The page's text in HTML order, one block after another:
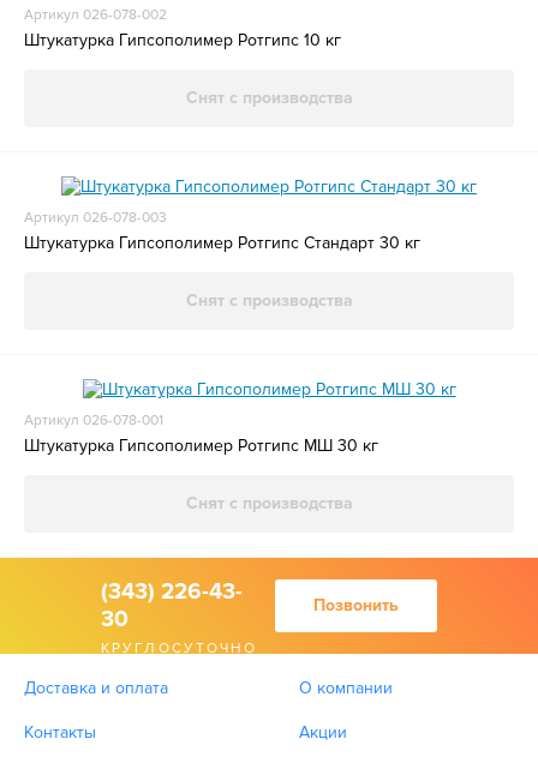
Артикул 026-078-002
Штукатурка Гипсополимер Ротгипс 10 кг
Снят с производства
Артикул 026-078-003
Штукатурка Гипсополимер Ротгипс Стандарт 30 кг
Снят с производства
Артикул 026-078-001
Штукатурка Гипсополимер Ротгипс МШ 30 кг
Снят с производства
(343) 226-43-
30
КРУГЛОСУТОЧНО
Позвонить
Доставка и оплата О компании
Контакты Акции